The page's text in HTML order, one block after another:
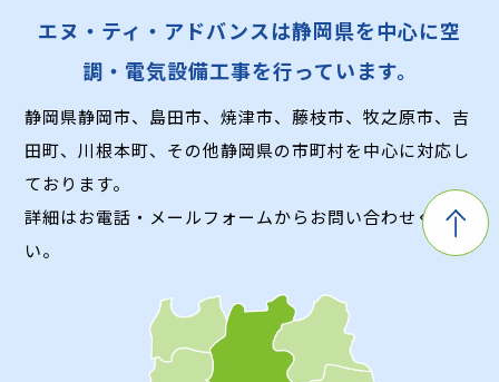
エヌ・ティ・アドバンスは静岡県を中心に空
調・電気設備工事を行っています。
静岡県静岡市、島田市、焼津市、藤枝市、牧之原市、吉
田町、川根本町、 その他静岡県の市町村を中心に対応し
ております。
詳細はお電話・メールフォームからお問い合わせくださ
い。